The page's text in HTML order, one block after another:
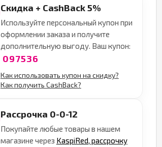
Скидка + CashBack 5%
Используйте персональный купон при
оформлении заказа и получите
дополнительную выгоду. Ваш купон:
097536
Как использовать купон на скидку?
Как получить CashBack?
Рассрочка 0-0-12
Покупайте любые товары в нашем
магазине через KaspiRed, рассрочку